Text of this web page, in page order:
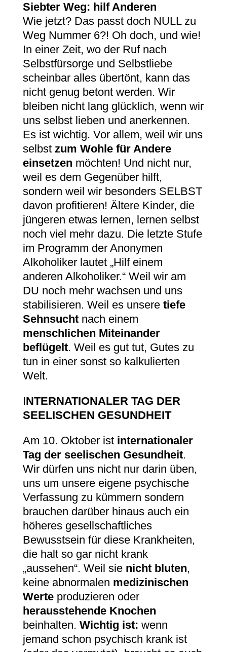
Siebter Weg: hilf Anderen
Wie jetzt? Das passt doch NULL zu
Weg Nummer 6?! Oh doch, und wie!
In einer Zeit, wo der Ruf nach
Selbstfürsorge und Selbstliebe
scheinbar alles übertönt, kann das
nicht genug betont werden. Wir
bleiben nicht lang glücklich, wenn wir
uns selbst lieben und anerkennen.
Es ist wichtig. Vor allem, weil wir uns
selbst zum Wohle für Andere
einsetzen möchten! Und nicht nur,
weil es dem Gegenüber hilft,
sondern weil wir besonders SELBST
davon profitieren! Ältere Kinder, die
jüngeren etwas lernen, lernen selbst
noch viel mehr dazu. Die letzte Stufe
im Programm der Anonymen
Alkoholiker lautet „Hilf einem
anderen Alkoholiker.“ Weil wir am
DU noch mehr wachsen und uns
stabilisieren. Weil es unsere tiefe
Sehnsuchtnach einem
menschlichen Miteinander
beflügelt. Weil es gut tut, Gutes zu
tun in einer sonst so kalkulierten
Welt.
INTERNATIONALER TAG DER
SEELISCHEN GESUNDHEIT
Am 10. Oktober ist internationaler
Tag der seelischen Gesundheit.
Wir dürfen uns nicht nur darin üben,
uns um unsere eigene psychische
Verfassung zu kümmern sondern
brauchen darüber hinaus auch ein
höheres gesellschaftliches
Bewusstsein für diese Krankheiten,
die halt so gar nicht krank
„aussehen“. Weil sie nicht bluten,
keine abnormalen medizinischen
Werteproduzieren oder
herausstehende Knochen
beinhalten. Wichtig ist: wenn
jemand schon psychisch krank ist